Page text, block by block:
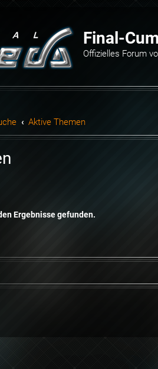
Final-
Offizielles Forum
Aktive Themen
Ergebnisse gefunden.